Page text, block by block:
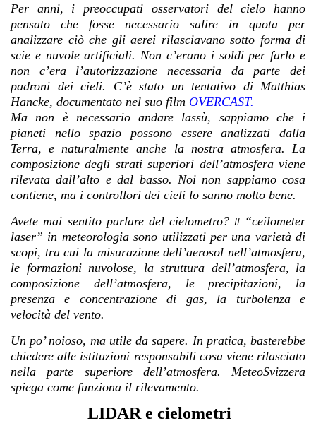
Per anni, i preoccupati osservatori del cielo hanno
pensato che fosse necessario salire in quota per
analizzare ciò che gli aerei rilasciavano sotto forma di
scie e nuvole artificiali. Non c’erano i soldi per farlo e
non c’era l’autorizzazione necessaria da parte dei
padroni dei cieli. C’è stato un tentativo di Matthias
Hancke, documentato nel suo film OVERCAST.
Ma non è necessario andare lassù, sappiamo che i
pianeti nello spazio possono essere analizzati dalla
Terra, e naturalmente anche la nostra atmosfera. La
composizione degli strati superiori dell’atmosfera viene
rilevata dall’alto e dal basso. Noi non sappiamo cosa
contiene, ma i controllori dei cieli lo sanno molto bene.
Avete mai sentito parlare del cielometro? Il“ceilometer
laser” in meteorologia sono utilizzati per una varietà di
scopi, tra cui la misurazione dell’aerosol nell’atmosfera,
le formazioni nuvolose, la struttura dell’atmosfera, la
composizione dell’atmosfera, le precipitazioni, la
presenza e concentrazione di gas, la turbolenza e
velocità del vento.
Un po’ noioso, ma utile da sapere. In pratica, basterebbe
chiedere alle istituzioni responsabili cosa viene rilasciato
nella parte superiore dell’atmosfera. MeteoSvizzera
spiega come funziona il rilevamento.
LIDAR e cielometri